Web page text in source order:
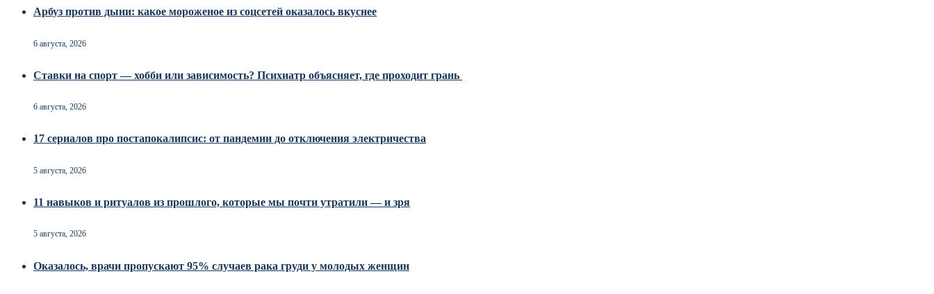
Арбуз против дыни: какое мороженое из соцсетей оказалось вкуснее
6 августа, 2026
Ставки на спорт — хобби или зависимость? Психиатр объясняет, где проходит грань
6 августа, 2026
17 сериалов про постапокалипсис: от пандемии до отключения электричества
5 августа, 2026
11 навыков и ритуалов из прошлого, которые мы почти утратили — и зря
5 августа, 2026
Оказалось, врачи пропускают 95% случаев рака груди у молодых женщин